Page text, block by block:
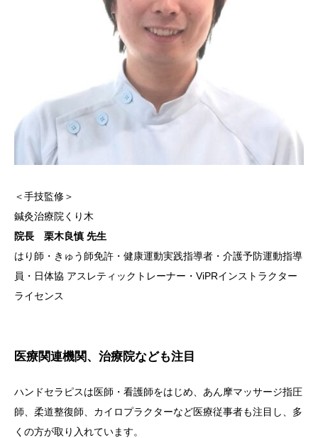
＜手技監修＞
鍼灸治療院くり木
院長 栗木良慎 先生
はり師・きゅう師免許・健康運動実践指導者・介護予防運動指導
員・日体協 アスレティックトレーナー・ViPRインストラクター
ライセンス
医療関連機関、治療院なども注目
ハンドセラピスは医師・看護師をはじめ、あん摩マッサージ指圧
師、柔道整復師、カイロプラクターなど医療従事者も注目し、多
くの方が取り入れています。